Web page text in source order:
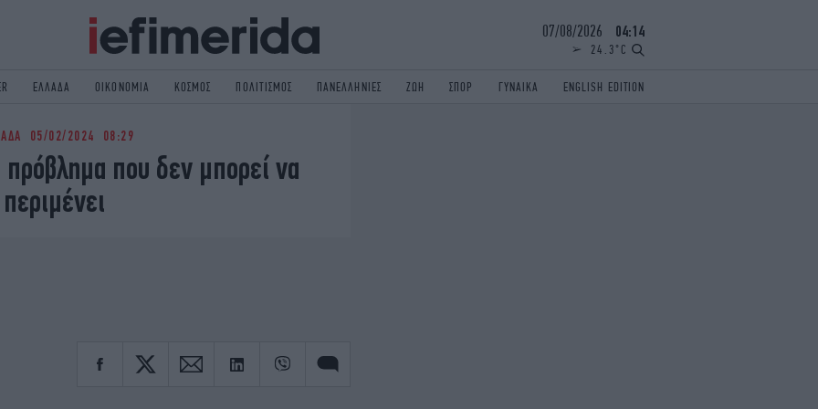
07/08/2026 04:14
24.3°C
ΕΛΛΑΔΑ ΟΙΚΟΝΟΜΙΑ ΚΟΣΜΟΣ ΠΟΛΙΤΙΣΜΟΣ ΠΑΝΕΛΛΗΝΙΕΣ ΖΩΗ ΣΠΟΡ ΓΥΝΑΙΚΑ ENGLISH EDITION
ΠΟΛΙΤΙΣΜΟΣ
05/02/2024 08:29
που δεν μπορεί να
περιμένει